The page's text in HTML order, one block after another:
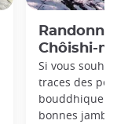
Chôishi-
Si vous
traces des
bouddhique
bonnes